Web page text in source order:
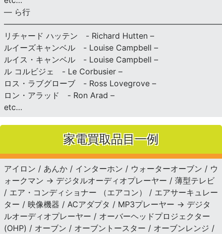
— ら行
リチャード ハッテン - Richard Hutten –
ルイーズキャンベル - Louise Campbell –
ルイス・キャンベル - Louise Campbell –
ル コルビジェ - Le Corbusier –
ロス・ラブグローブ - Ross Lovegrove –
ロン・アラッド - Ron Arad –
etc…
家電買取品目一例
アイロン / あんか / インターホン / ウォーターオーブン / ウ
ォークマン → デジタルオーディオプレーヤー / 薄型テレビ
/ エア・コンディショナー （エアコン） / エアサーキュレー
ター / 映像機器 / ACアダプタ / MP3プレーヤー → デジタ
ルオーディオプレーヤー / オーバーヘッドプロジェクター
(OHP) / オーブン / オーブントースター / オーブンレンジ /